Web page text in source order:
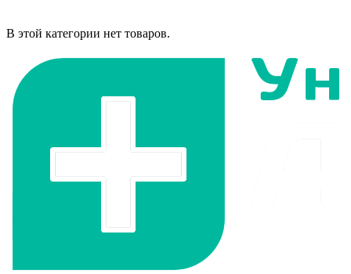
В этой категории нет товаров.